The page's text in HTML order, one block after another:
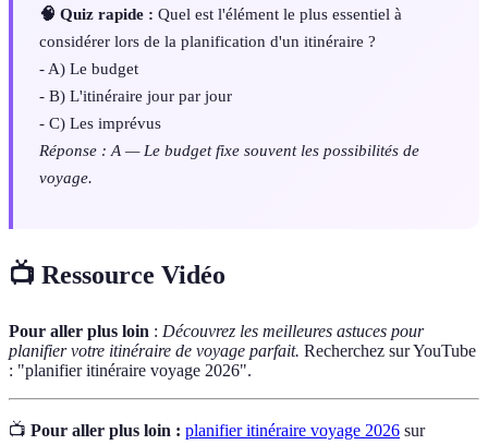
🧠 Quiz rapide : Quel est l'élément le plus essentiel à
considérer lors de la planification d'un itinéraire ?
- A) Le budget
- B) L'itinéraire jour par jour
- C) Les imprévus
Réponse : A — Le budget fixe souvent les possibilités de
voyage.
📺 Ressource Vidéo
Pour aller plus loin : Découvrez les meilleures astuces pour
planifier votre itinéraire de voyage parfait. Recherchez sur YouTube
: "planifier itinéraire voyage 2026".
📺 Pour aller plus loin : planifier itinéraire voyage 2026 sur